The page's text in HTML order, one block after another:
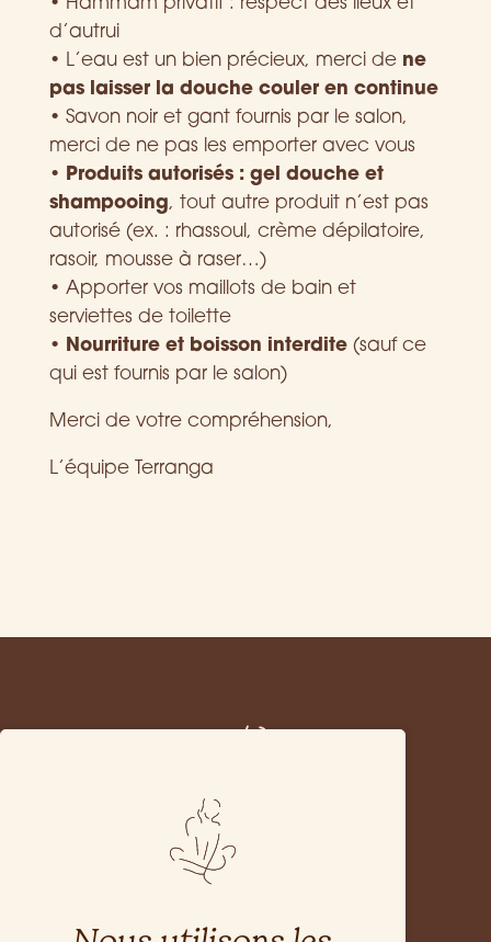
• Hammam privatif : respect des lieux et
d’autrui
• L’eau est un bien précieux, merci de ne
pas laisser la douche couler en continue
• Savon noir et gant fournis par le salon,
merci de ne pas les emporter avec vous
•
Produits autorisés : gel douche et
shampooing, tout autre produit n’est pas
autorisé (ex. : rhassoul, crème dépilatoire,
rasoir, mousse à raser…)
• Apporter vos maillots de bain et
serviettes de toilette
•
Nourriture et boisson interdite(sauf ce
qui est fournis par le salon)
Merci de votre compréhension,
L’équipe Terranga